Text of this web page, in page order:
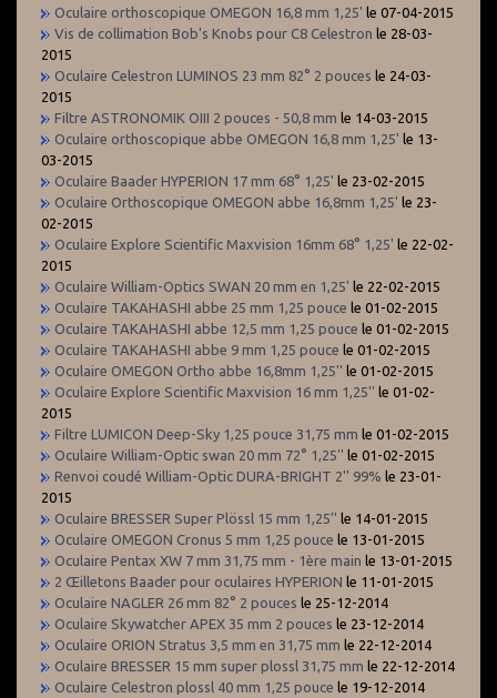
Oculaire orthoscopique OMEGON 16,8 mm 1,25' le 07-04-2015
Vis de collimation Bob's Knobs pour C8 Celestron le 28-03-
2015
Oculaire Celestron LUMINOS 23 mm 82° 2 pouces le 24-03-
2015
Filtre ASTRONOMIK OIII 2 pouces - 50,8 mm le 14-03-2015
Oculaire orthoscopique abbe OMEGON 16,8 mm 1,25' le 13-
03-2015
Oculaire Baader HYPERION 17 mm 68° 1,25' le 23-02-2015
Oculaire Orthoscopique OMEGON abbe 16,8mm 1,25' le 23-
02-2015
Oculaire Explore Scientific Maxvision 16mm 68° 1,25' le 22-02-
2015
Oculaire William-Optics SWAN 20 mm en 1,25' le 22-02-2015
Oculaire TAKAHASHI abbe 25 mm 1,25 pouce le 01-02-2015
Oculaire TAKAHASHI abbe 12,5 mm 1,25 pouce le 01-02-2015
Oculaire TAKAHASHI abbe 9 mm 1,25 pouce le 01-02-2015
Oculaire OMEGON Ortho abbe 16,8mm 1,25'' le 01-02-2015
Oculaire Explore Scientific Maxvision 16 mm 1,25'' le 01-02-
2015
Filtre LUMICON Deep-Sky 1,25 pouce 31,75 mm le 01-02-2015
Oculaire William-Optic swan 20 mm 72° 1,25'' le 01-02-2015
Renvoi coudé William-Optic DURA-BRIGHT 2'' 99% le 23-01-
2015
Oculaire BRESSER Super Plössl 15 mm 1,25'' le 14-01-2015
Oculaire OMEGON Cronus 5 mm 1,25 pouce le 13-01-2015
Oculaire Pentax XW 7 mm 31,75 mm - 1ère main le 13-01-2015
2 Œilletons Baader pour oculaires HYPERION le 11-01-2015
Oculaire NAGLER 26 mm 82° 2 pouces le 25-12-2014
Oculaire Skywatcher APEX 35 mm 2 pouces le 23-12-2014
Oculaire ORION Stratus 3,5 mm en 31,75 mm le 22-12-2014
Oculaire BRESSER 15 mm super plossl 31,75 mm le 22-12-2014
Oculaire Celestron plossl 40 mm 1,25 pouce le 19-12-2014